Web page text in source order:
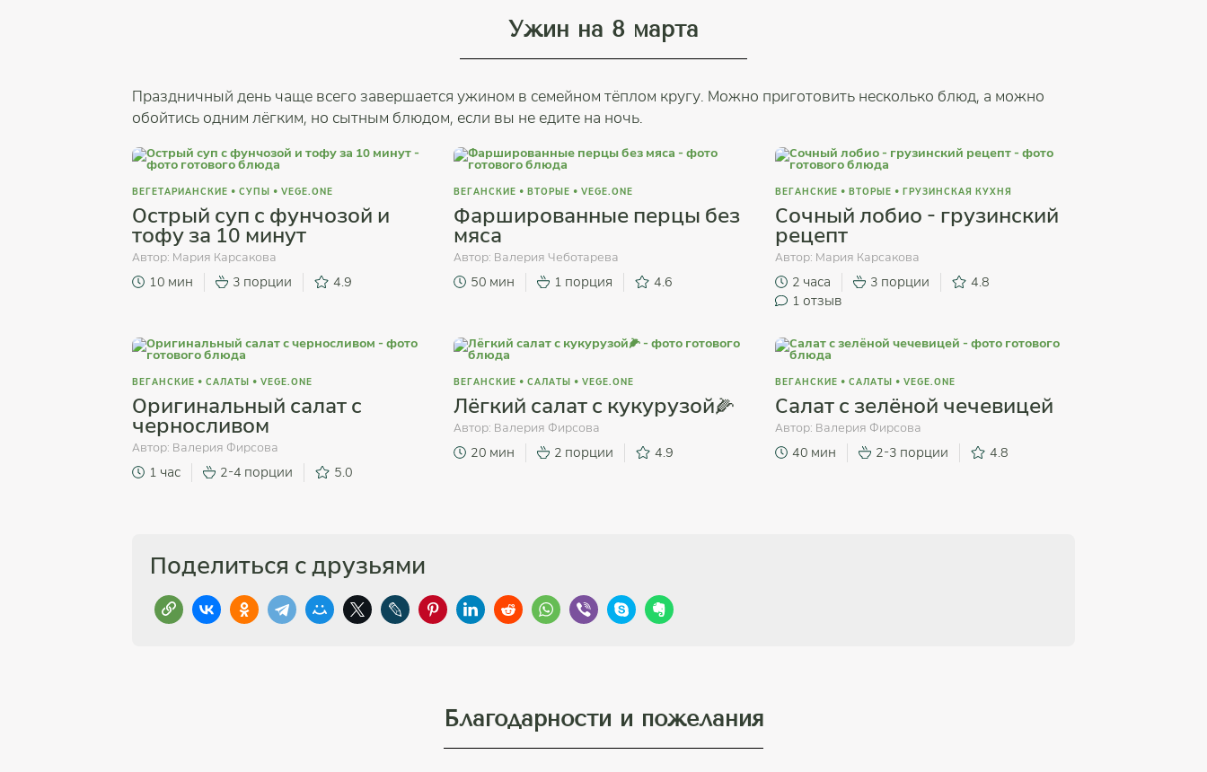
Ужин на 8 марта
Праздничный день чаще всего завершается ужином в семейном тёплом кругу. Можно приготовить несколько блюд, а можно
обойтись одним лёгким, но сытным блюдом, если вы не едите на ночь.
ВЕГЕТАРИАНСКИЕ • СУПЫ • VEGE.ONE
Острый суп с фунчозой и
тофу за 10 минут
Автор: Мария Карсакова
10 мин 3 порции 4.9
ВЕГАНСКИЕ • ВТОРЫЕ • VEGE.ONE
Фаршированные перцы без
мяса
Автор: Валерия Чеботарева
50 мин 1 порция 4.6
ВЕГАНСКИЕ • ВТОРЫЕ • ГРУЗИНСКАЯ КУХНЯ
Сочный лобио - грузинский
рецепт
Автор: Мария Карсакова
2 часа 3 порции
4.8
1 отзыв
ВЕГАНСКИЕ • САЛАТЫ • VEGE.ONE
Оригинальный салат с
черносливом
Автор: Валерия Фирсова
1 час 2-4 порции 5.0
ВЕГАНСКИЕ • САЛАТЫ • VEGE.ONE
Лёгкий салат с кукурузой🌽
Автор: Валерия Фирсова
20 мин 2 порции 4.9
ВЕГАНСКИЕ • САЛАТЫ • VEGE.ONE
Салат с зелёной чечевицей
Автор: Валерия Фирсова
40 мин 2-3 порции 4.8
Поделиться с друзьями
Благодарности и пожелания